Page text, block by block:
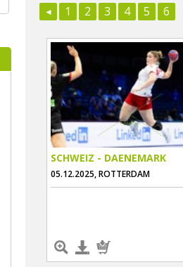
1 2 3 4 5 6
SCHWEIZ - DAENEMARK
05.12.2025, ROTTERDAM